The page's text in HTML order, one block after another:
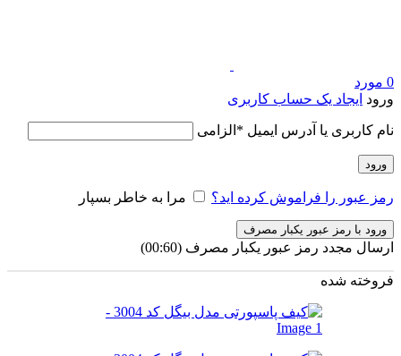
0 مورد
ورود ایجاد یک حساب کاربری
نام کاربری یا آدرس ایمیل * الزامی
ورود
رمز عبور را فراموش کرده اید؟ مرا به خاطر بسپار
ورود با رمز عبور یکبار مصرف
ارسال مجدد رمز عبور یکبار مصرف (00:
60
)
فروخته شده